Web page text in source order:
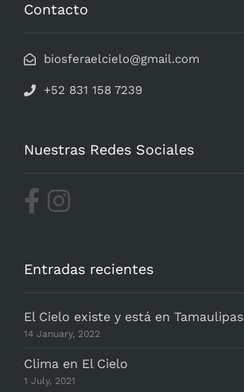
Contacto
biosferaelcielo@gmail.com
+52 831 158 7239
Nuestras Redes Sociales
Entradas recientes
El Cielo existe y está en Tamaulipas
14 January, 2022
Clima en El Cielo
1 July, 2021